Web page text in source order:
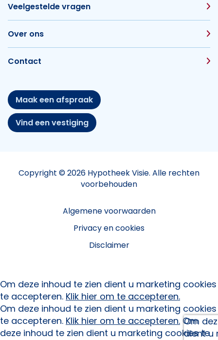
Veelgestelde vragen
Over ons
Contact
Maak een afspraak
Vind een vestiging
Copyright © 2026 Hypotheek Visie. Alle rechten
voorbehouden
Algemene voorwaarden
Privacy en cookies
Disclaimer
Om
dient u
Om deze inhoud te zien dient u marketing cookies
te accepteren. Klik hier om te accepteren.
Om deze inhoud te zien dient u marketing cookies
te accepteren. Klik hier om te accepteren. Om
deze inhoud te zien dient u marketing cookies te